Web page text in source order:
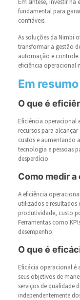
fundamental para
confiáveis.
As soluções da Nimbi
transformar a gestão
automação e
eficiência operacional
Em resumo
O que é
Eficiência operacional
recursos para
custos e aumentando
tecnologia e pessoas
desperdício.
Como medir
A eficiência
utilizados e
produtividade, custo
Ferramentas como
desempenho.
O que é
Eficácia operacional
seus objetivos de
serviços de qualidade
independentemente